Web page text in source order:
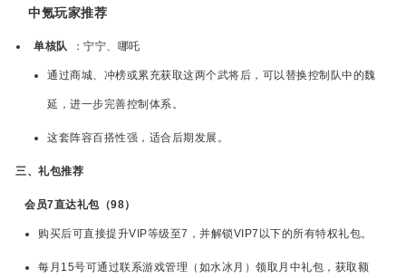
中氪玩家推荐
单核队 ：宁宁、哪吒
通过商城、冲榜或累充获取这两个武将后，可以替换控制队中的魏
延，进一步完善控制体系。
这套阵容百搭性强，适合后期发展。
三、礼包推荐
会员7直达礼包（98）
购买后可直接提升VIP等级至7，并解锁VIP7以下的所有特权礼包。
每月15号可通过联系游戏管理（如水冰月）领取月中礼包，获取额